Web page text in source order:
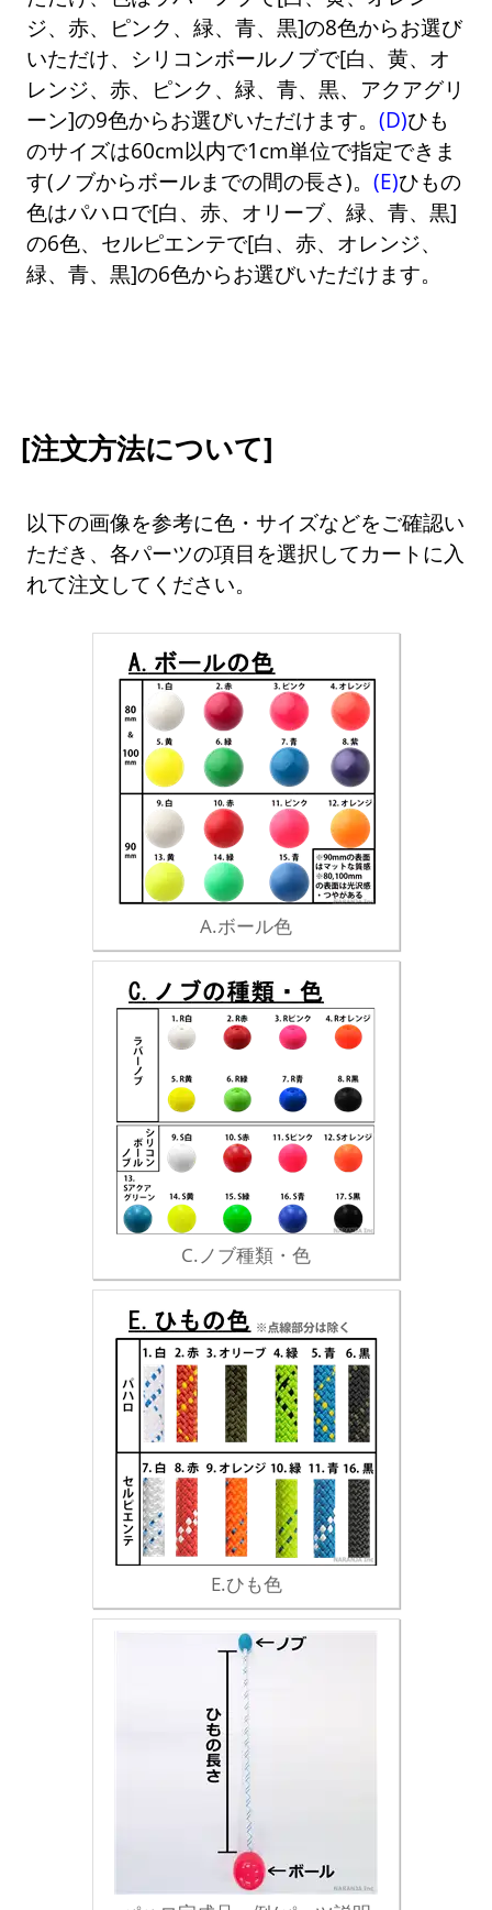
ジ、赤、ピンク、緑、青、黒]の8色からお選び
いただけ、シリコンボールノブで[白、黄、オ
レンジ、赤、ピンク、緑、青、黒、アクアグリ
ーン]の9色からお選びいただけます。(D)ひも
のサイズは60cm以内で1cm単位で指定できま
す(ノブからボールまでの間の長さ)。(E)ひもの
色はパハロで[白、赤、オリーブ、緑、青、黒]
の6色、セルピエンテで[白、赤、オレンジ、
緑、青、黒]の6色からお選びいただけます。
[注文方法について]
以下の画像を参考に色・サイズなどをご確認い
ただき、各パーツの項目を選択してカートに入
れて注文してください。
A.ボール色
C.ノブ種類・色
E.ひも色